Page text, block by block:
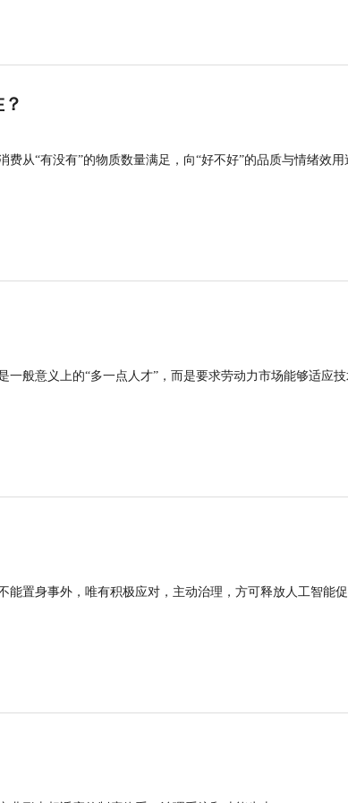
从“有没有”的物质数量满足，向“好不好”的品质与情绪效用
般意义上的“多一点人才”，而是要求劳动力市场能够适应
置身事外，唯有积极应对，主动治理，方可释放人工智能